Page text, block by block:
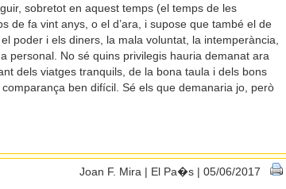
sobretot en aquest temps (el temps de les
de fa vint anys, o el d’ara, i supose que també el de
poder i els diners, la mala voluntat, la intemperància,
personal. No sé quins privilegis hauria demanat ara
dels viatges tranquils, de la bona taula i dels bons
ben difícil. Sé els que demanaria jo, però
Joan F. Mira | El Pa�s | 05/06/2017